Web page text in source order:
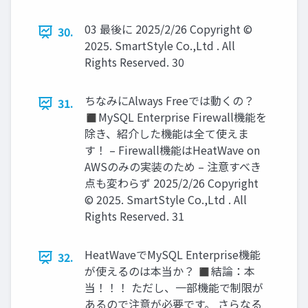
30.
03 最後に 2025/2/26 Copyright ©
2025. SmartStyle Co.,Ltd . All
Rights Reserved. 30
31.
ちなみにAlways Freeでは動くの？
◼MySQL Enterprise Firewall機能を
除き、紹介した機能は全て使えま
す！ – Firewall機能はHeatWave on
AWSのみの実装のため – 注意すべき
点も変わらず 2025/2/26 Copyright
© 2025. SmartStyle Co.,Ltd . All
Rights Reserved. 31
32.
HeatWaveでMySQL Enterprise機能
が使えるのは本当か？ ◼結論：本
当！！！ ただし、一部機能で制限が
あるので注意が必要です。 さらなる